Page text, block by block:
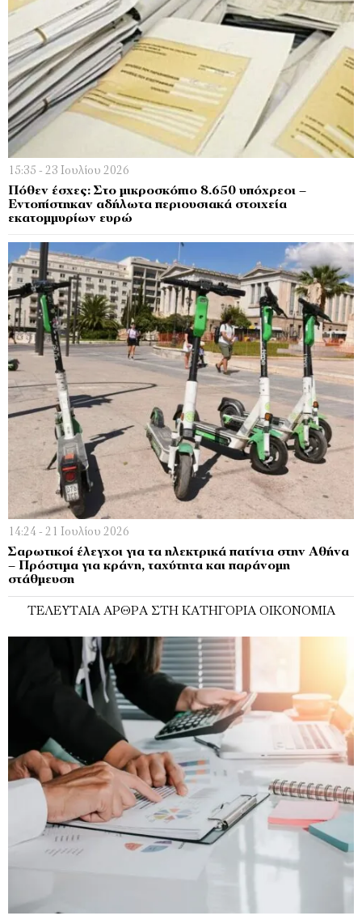
15:35 - 23 Ιουλίου 2026
Πόθεν έσχες: Στο μικροσκόπιο 8.650 υπόχρεοι –
Εντοπίστηκαν αδήλωτα περιουσιακά στοιχεία
εκατομμυρίων ευρώ
14:24 - 21 Ιουλίου 2026
Σαρωτικοί έλεγχοι για τα ηλεκτρικά πατίνια στην Αθήνα
– Πρόστιμα για κράνη, ταχύτητα και παράνομη
στάθμευση
ΤΕΛΕΥΤΑΊΑ ΆΡΘΡΑ ΣΤΗ ΚΑΤΗΓΟΡΊΑ ΟΙΚΟΝΟΜΊΑ